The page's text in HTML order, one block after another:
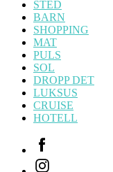
STED
BARN
SHOPPING
MAT
PULS
SOL
DROPP DET
LUKSUS
CRUISE
HOTELL
Facebook
Instagram